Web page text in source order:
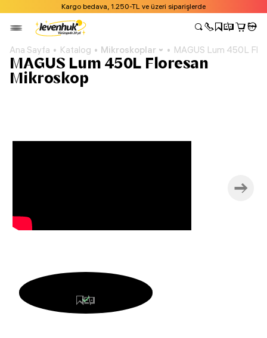
Kargo bedava, 1.250-TL ve üzeri siparişlerde
Ana Sayfa Katalog Mikroskoplar MAGUS Lum 450L
MAGUS Lum 450L Floresan
Mikroskop